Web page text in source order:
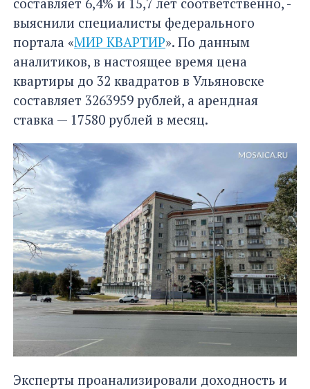
выяснили специалисты федерального
портала «МИР КВАРТИР». По данным
аналитиков, в настоящее время цена
квартиры до 32 квадратов в Ульяновске
составляет 3263959 рублей, а арендная
ставка — 17580 рублей в месяц.
Эксперты проанализировали доходность и